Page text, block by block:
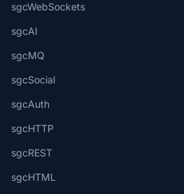
sgcWebSockets
sgcAI
sgcMQ
sgcSocial
sgcAuth
sgcHTTP
sgcREST
sgcHTML